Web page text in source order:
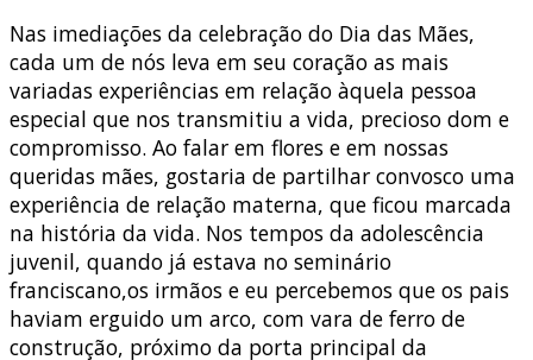
Nas imediações da celebração do Dia das Mães,
cada um de nós leva em seu coração as mais
variadas experiências em relação àquela pessoa
especial que nos transmitiu a vida, precioso dom e
compromisso. Ao falar em flores e em nossas
queridas mães, gostaria de partilhar convosco uma
experiência de relação materna, que ficou marcada
na história da vida. Nos tempos da adolescência
juvenil, quando já estava no seminário
franciscano,os irmãos e eu percebemos que os pais
haviam erguido um arco, com vara de ferro de
construção, próximo da porta principal da